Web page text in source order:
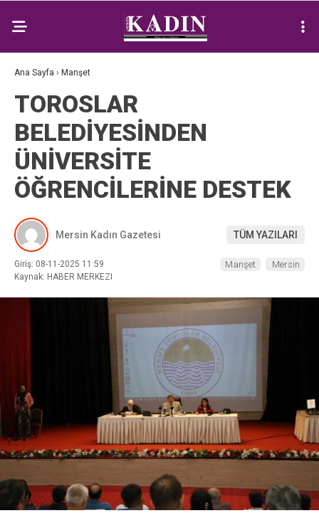
Ana Sayfa › Manşet
TOROSLAR
BELEDİYESİNDEN
ÜNİVERSİTE
ÖĞRENCİLERİNE DESTEK
Mersin Kadın Gazetesi TÜM YAZILARI
Giriş: 08-11-2025 11:59
Kaynak: HABER MERKEZI
Manşet Mersin